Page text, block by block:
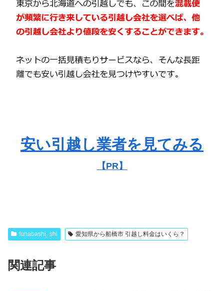
安い引越し業者を見てみる
【PR】
funabashi_shi 愛知県から船橋市 引越し料金はいくら？
関連記事